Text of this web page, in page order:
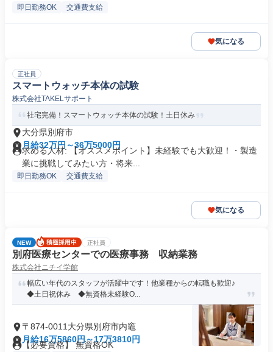
即日勤務OK 交通費支給
気になる
正社員
スマートウォッチ本体の試験
株式会社TAKELサポート
社宅完備！スマートウォッチ本体の試験！土日休み
大分県別府市
月給32万円～36万5000円
求める人材: 【オススメポイント】未経験でも大歓迎！・製造
業に挑戦してみたい方・将来...
即日勤務OK 交通費支給
気になる
NEW 正社員
別府医療センターでの医療事務 収納業務
株式会社ニチイ学館
幅広い年代のスタッフが活躍中です！他業種からの転職も歓迎♪
◆土日祝休み ◆無資格未経験O...
〒874-0011大分県別府市内竈
月給16万5860円～17万3810円
【必要資格】 無資格OK